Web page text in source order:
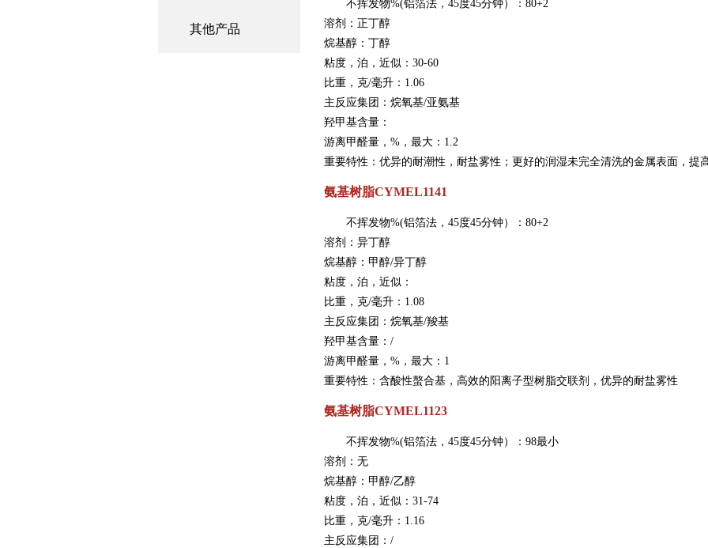
其他产品
不挥发物%(铝箔法，45度45分钟）：80+2
溶剂：正丁醇
烷基醇：丁醇
粘度，泊，近似：30-60
比重，克/毫升：1.06
主反应集团：烷氧基/亚氨基
羟甲基含量：
游离甲醛量，%，最大：1.2
重要特性：优异的耐潮性，耐盐雾性；更好的润湿未完全清洗的金属表面，提
氨基树脂CYMEL1141
不挥发物%(铝箔法，45度45分钟）：80+2
溶剂：异丁醇
烷基醇：甲醇/异丁醇
粘度，泊，近似：
比重，克/毫升：1.08
主反应集团：烷氧基/羧基
羟甲基含量：/
游离甲醛量，%，最大：1
重要特性：含酸性螯合基，高效的阳离子型树脂交联剂，优异的耐盐雾性
氨基树脂CYMEL1123
不挥发物%(铝箔法，45度45分钟）：98最小
溶剂：无
烷基醇：甲醇/乙醇
粘度，泊，近似：31-74
比重，克/毫升：1.16
主反应集团：/